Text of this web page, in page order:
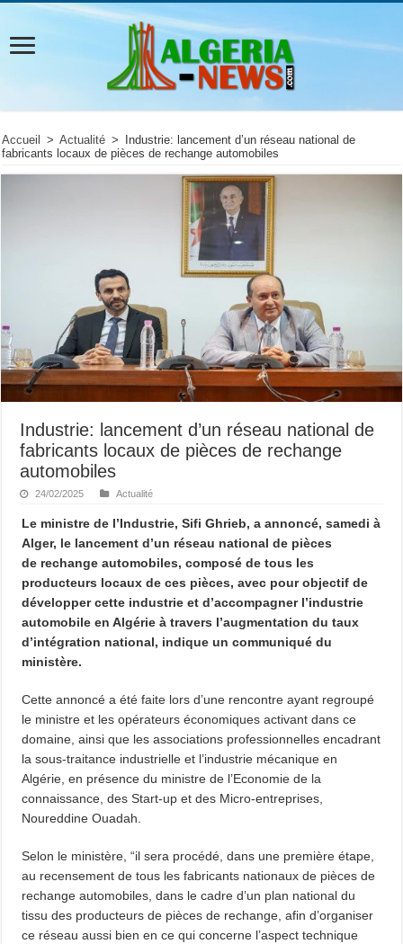
Accueil > Actualité >
Industrie: lancement d’un réseau national de
fabricants locaux de pièces de rechange automobiles
Industrie: lancement d’un réseau national de
fabricants locaux de pièces de rechange
automobiles
24/02/2025 Actualité
Le ministre de l’Industrie, Sifi Ghrieb, a annoncé, samedi à
Alger, le lancement d’un réseau national de pièces
de rechange automobiles, composé de tous les
producteurs locaux de ces pièces, avec pour objectif de
développer cette industrie et d’accompagner l’industrie
automobile en Algérie à travers l’augmentation du taux
d’intégration national, indique un communiqué du
ministère.
Cette annoncé a été faite lors d’une rencontre ayant regroupé
le ministre et les opérateurs économiques activant dans ce
domaine, ainsi que les associations professionnelles encadrant
la sous-traitance industrielle et l’industrie mécanique en
Algérie, en présence du ministre de l’Economie de la
connaissance, des Start-up et des Micro-entreprises,
Noureddine Ouadah.
Selon le ministère, “il sera procédé, dans une première étape,
au recensement de tous les fabricants nationaux de pièces de
rechange automobiles, dans le cadre d’un plan national du
tissu des producteurs de pièces de rechange, afin d’organiser
ce réseau aussi bien en ce qui concerne l’aspect technique